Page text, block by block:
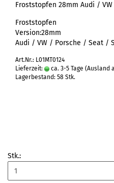
Froststopfen 28mm Audi / VW
Froststopfen
Version:28mm
Audi / VW / Porsche / Seat /
Art.Nr.: L01MT0124
Lieferzeit:
ca. 3-5 Tage (Ausland
Lagerbestand: 58 Stk.
Stk.: